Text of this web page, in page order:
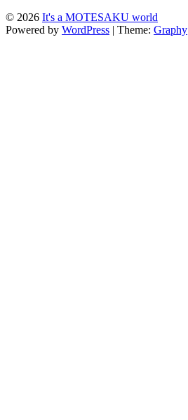
© 2026 It's a MOTESAKU world
Powered by WordPress | Theme: Graphy